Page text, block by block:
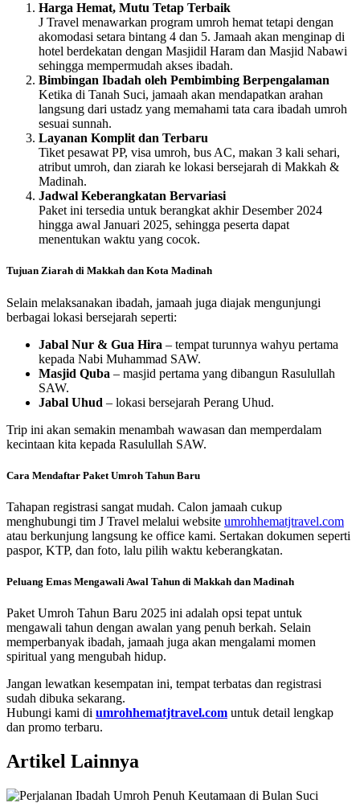
Harga Hemat, Mutu Tetap Terbaik
J Travel menawarkan program umroh hemat tetapi dengan
akomodasi setara bintang 4 dan 5. Jamaah akan menginap di
hotel berdekatan dengan Masjidil Haram dan Masjid Nabawi
sehingga mempermudah akses ibadah.
Bimbingan Ibadah oleh Pembimbing Berpengalaman
Ketika di Tanah Suci, jamaah akan mendapatkan arahan
langsung dari ustadz yang memahami tata cara ibadah umroh
sesuai sunnah.
Layanan Komplit dan Terbaru
Tiket pesawat PP, visa umroh, bus AC, makan 3 kali sehari,
atribut umroh, dan ziarah ke lokasi bersejarah di Makkah &
Madinah.
Jadwal Keberangkatan Bervariasi
Paket ini tersedia untuk berangkat akhir Desember 2024
hingga awal Januari 2025, sehingga peserta dapat
menentukan waktu yang cocok.
Tujuan Ziarah di Makkah dan Kota Madinah
Selain melaksanakan ibadah, jamaah juga diajak mengunjungi
berbagai lokasi bersejarah seperti:
Jabal Nur & Gua Hira – tempat turunnya wahyu pertama
kepada Nabi Muhammad SAW.
Masjid Quba – masjid pertama yang dibangun Rasulullah
SAW.
Jabal Uhud – lokasi bersejarah Perang Uhud.
Trip ini akan semakin menambah wawasan dan memperdalam
kecintaan kita kepada Rasulullah SAW.
Cara Mendaftar Paket Umroh Tahun Baru
Tahapan registrasi sangat mudah. Calon jamaah cukup
menghubungi tim J Travel melalui website umrohhematjtravel.com
atau berkunjung langsung ke office kami. Sertakan dokumen seperti
paspor, KTP, dan foto, lalu pilih waktu keberangkatan.
Peluang Emas Mengawali Awal Tahun di Makkah dan Madinah
Paket Umroh Tahun Baru 2025 ini adalah opsi tepat untuk
mengawali tahun dengan awalan yang penuh berkah. Selain
memperbanyak ibadah, jamaah juga akan mengalami momen
spiritual yang mengubah hidup.
Jangan lewatkan kesempatan ini, tempat terbatas dan registrasi
sudah dibuka sekarang.
Hubungi kami di umrohhematjtravel.com untuk detail lengkap
dan promo terbaru.
Artikel Lainnya